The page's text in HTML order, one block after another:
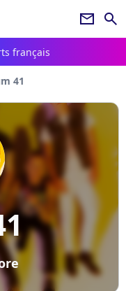
newsletter search
français
41